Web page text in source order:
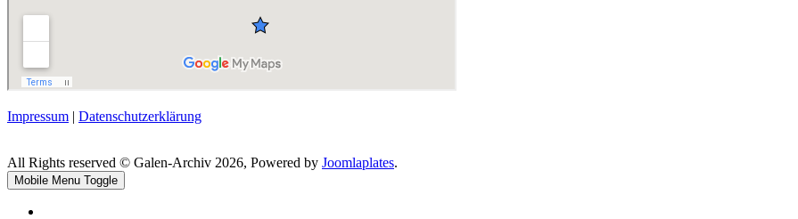
Impressum | Datenschutzerklärung
All Rights reserved © Galen-Archiv 2026, Powered by Joomlaplates.
Mobile Menu Toggle